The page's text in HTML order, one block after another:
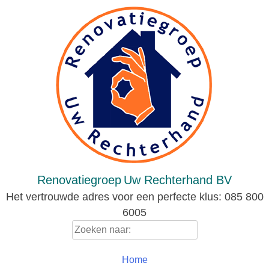
Renovatiegroep Uw Rechterhand BV
Het vertrouwde adres voor een perfecte klus: 085 800
6005
Home